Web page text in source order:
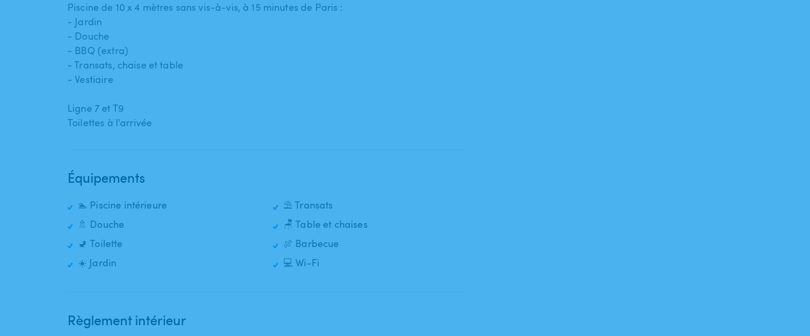
Piscine de 10 x 4 mètres sans vis-à-vis​,​ à 15 minutes de Paris :
- Jardin
- Douche
- BBQ (extra)
- Transats​,​ chaise et table
- Vestiaire
Ligne 7 et T9
Équipements
🏊 Piscine intérieure
🚿 Douche
🚽 Toilette
☀️ Jardin
⛱️ Transats
🪑 Table et chaises
🍖 Barbecue
💻 Wi-Fi
Règlement intérieur